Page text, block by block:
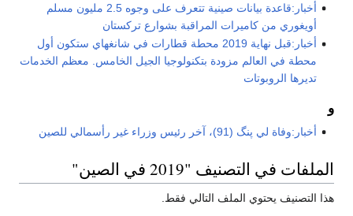
أخبار:قاعدة بيانات صينية تتعرف على وجوه 2.5 مليون مسلم
أويغوري من كاميرات المراقبة بشوارع تركستان
أخبار:قبل نهاية 2019 محطة قطارات في شانغهاي ستكون أول
محطة في العالم مزودة بتكنولوجيا الجيل الخامس. معظم الخدمات
تديرها الروبوتات
و
أخبار:وفاة لي پنگ (91)، آخر رئيس وزراء غير رأسمالي للصين
الملفات في التصنيف "2019 في الصين"
هذا التصنيف يحتوي الملف التالي فقط.